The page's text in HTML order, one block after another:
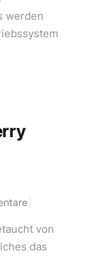
werden
von
das